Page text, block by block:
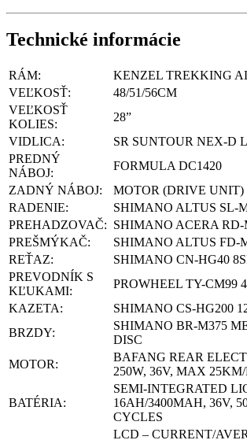
Technické informácie
RÁM:
KENZEL TREKKING
VEĽKOSŤ:
48/51/56CM
VEĽKOSŤ
KOLIES:
28”
VIDLICA:
SR SUNTOUR NEX-D
PREDNÝ
NÁBOJ:
FORMULA DC1420
ZADNÝ NÁBOJ:
MOTOR (DRIVE UNIT)
RADENIE:
SHIMANO ALTUS SL-
PREHADZOVAČ: SHIMANO ACERA RD-
PREŠMÝKAČ:
SHIMANO ALTUS FD-
REŤAZ:
SHIMANO CN-HG40
PREVODNÍK S
KĽUKAMI:
PROWHEEL TY-CM99
KAZETA:
SHIMANO CS-HG200
BRZDY:
SHIMANO BR-M375
DISC
MOTOR:
BAFANG REAR
250W, 36V, MAX
BATÉRIA:
SEMI-INTEGRATED
16AH/3400MAH, 36V,
CYCLES
LCD – CURRENT/